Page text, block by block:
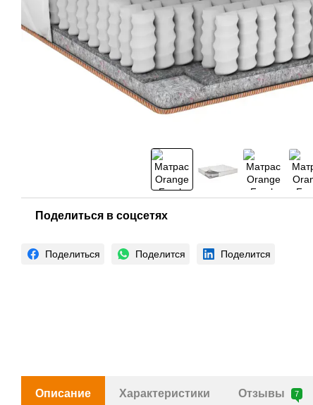
Поделиться в соцсетях
Поделиться Поделится Поделится
Описание Характеристики Отзывы 7